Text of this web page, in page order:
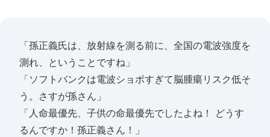
「孫正義氏は、放射線を測る前に、全国の電波強度を
測れ、ということですね」
「ソフトバンクは電波ショボすぎて脳腫瘍リスク低そ
う。さすが孫さん」
「人命最優先、子供の命最優先でしたよね！ どうす
るんですか！孫正義さん！」